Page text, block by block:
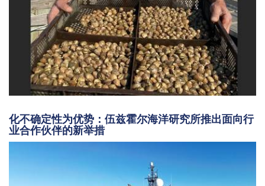
化不确定性为优势：伍兹霍尔海洋研究所推出面向行
业合作伙伴的新举措